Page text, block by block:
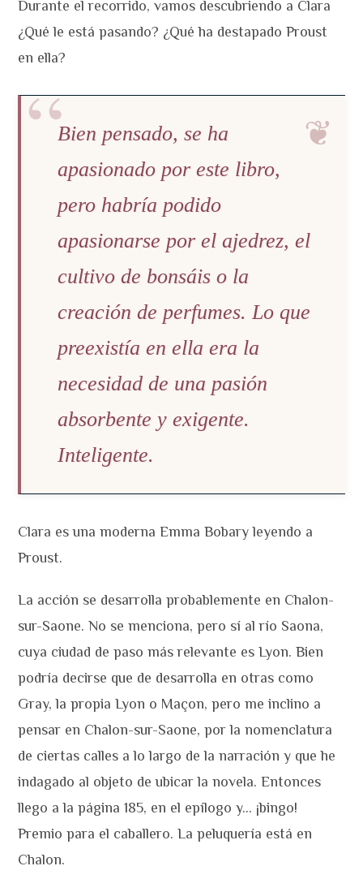
Durante el recorrido, vamos descubriendo a Clara
¿Qué le está pasando? ¿Qué ha destapado Proust
en ella?
Bien pensado, se ha
apasionado por este libro,
pero habría podido
apasionarse por el ajedrez, el
cultivo de bonsáis o la
creación de perfumes. Lo que
preexistía en ella era la
necesidad de una pasión
absorbente y exigente.
Inteligente.
Clara es una moderna Emma Bobary leyendo a
Proust.
La acción se desarrolla probablemente en Chalon-
sur-Saone. No se menciona, pero sí al río Saona,
cuya ciudad de paso más relevante es Lyon. Bien
podría decirse que de desarrolla en otras como
Gray, la propia Lyon o Maçon, pero me inclino a
pensar en Chalon-sur-Saone, por la nomenclatura
de ciertas calles a lo largo de la narración y que he
indagado al objeto de ubicar la novela. Entonces
llego a la página 185, en el epílogo y… ¡bingo!
Premio para el caballero. La peluquería está en
Chalon.